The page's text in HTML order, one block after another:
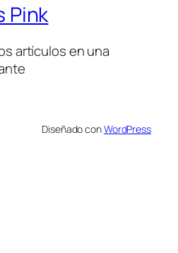
Pink
artículos en una
Diseñado conWordPress